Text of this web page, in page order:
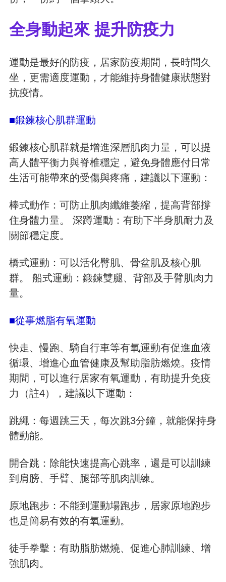
全身動起來 提升防疫力
運動是最好的防疫，居家防疫期間，長時間久
坐，更需適度運動，才能維持身體健康狀態對
抗疫情。
■鍛鍊核心肌群運動
鍛鍊核心肌群就是增進深層肌肉力量，可以提
高人體平衡力與脊椎穩定，避免身體應付日常
生活可能帶來的受傷與疼痛，建議以下運動：
棒式動作：可防止肌肉纖維萎縮，提高背部撐
住身體力量。 深蹲運動：有助下半身肌耐力及
關節穩定度。
橋式運動：可以活化臀肌、骨盆肌及核心肌
群。 船式運動：鍛鍊雙腿、背部及手臂肌肉力
量。
■從事燃脂有氧運動
快走、慢跑、騎自行車等有氧運動有促進血液
循環、增進心血管健康及幫助脂肪燃燒。疫情
期間，可以進行居家有氧運動，有助提升免疫
力（註4），建議以下運動：
跳繩：每週跳三天，每次跳3分鐘，就能保持身
體動能。
開合跳：除能快速提高心跳率，還是可以訓練
到肩膀、手臂、腿部等肌肉訓練。
原地跑步：不能到運動場跑步，居家原地跑步
也是簡易有效的有氧運動。
徒手拳擊：有助脂肪燃燒、促進心肺訓練、增
強肌肉。